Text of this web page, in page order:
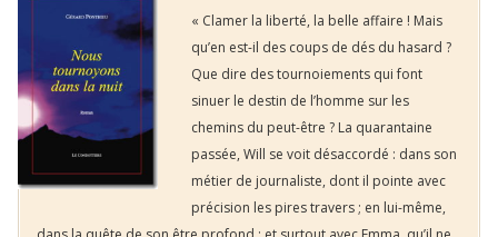
« Clamer la liberté, la belle affaire ! Mais
qu’en est-il des coups de dés du hasard ?
Que dire des tournoiements qui font
sinuer le destin de l’homme sur les
chemins du peut-être ? La quarantaine
passée, Will se voit désaccordé : dans son
métier de journaliste, dont il pointe avec
précision les pires travers ; en lui-même,